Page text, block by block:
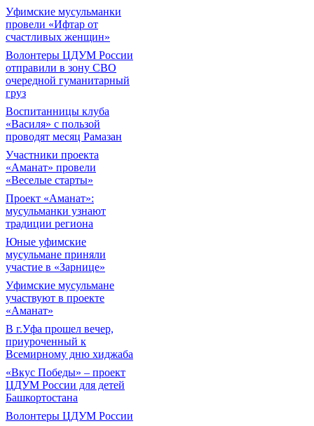
Уфимские мусульманки
провели «Ифтар от
счастливых женщин»
Волонтеры ЦДУМ России
отправили в зону СВО
очередной гуманитарный
груз
Воспитанницы клуба
«Василя» с пользой
проводят месяц Рамазан
Участники проекта
«Аманат» провели
«Веселые старты»
Проект «Аманат»:
мусульманки узнают
традиции региона
Юные уфимские
мусульмане приняли
участие в «Зарнице»
Уфимские мусульмане
участвуют в проекте
«Аманат»
В г.Уфа прошел вечер,
приуроченный к
Всемирному дню хиджаба
«Вкус Победы» – проект
ЦДУМ России для детей
Башкортостана
Волонтеры ЦДУМ России